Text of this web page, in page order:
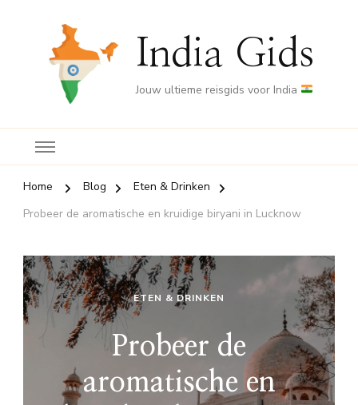
India Gids
Jouw ultieme reisgids voor India
Home Blog
Eten & Drinken
Probeer de aromatische en kruidige biryani in Lucknow
ETEN & DRINKEN
Probeer de
aromatische en